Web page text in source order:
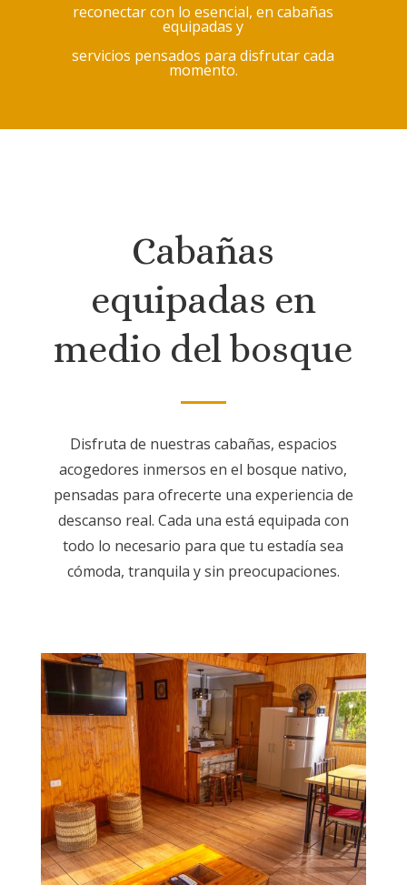
reconectar con lo esencial, en cabañas
equipadas y
servicios pensados para disfrutar cada
momento.
Cabañas
equipadas en
medio del bosque
Disfruta de nuestras cabañas, espacios
acogedores inmersos en el bosque nativo,
pensadas para ofrecerte una experiencia de
descanso real. Cada una está equipada con
todo lo necesario para que tu estadía sea
cómoda, tranquila y sin preocupaciones.